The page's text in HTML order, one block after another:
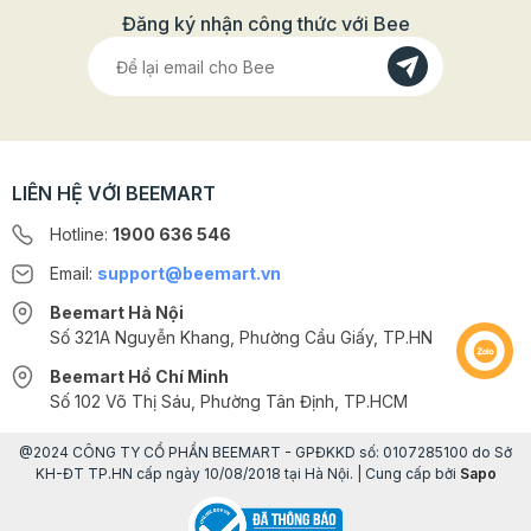
trí bánh kem, để phủ ngoài mặt bánh. Ngoài ra, kem
tươi đánh bông còn là nguyên liệu quan trọng để làm
nhiều loại bánh mousse, giúp bánh mousse có độ bông
Đăng ký nhận công thức với Bee
LIÊN HỆ VỚI BEEMART
Hotline: 1900 636 546
Email: support@beemart.vn
Beemart Hà Nội
Số 321A Nguyễn Khang, Phường Cầu Giấy, TP.HN
Beemart Hồ Chí Minh
Số 102 Võ Thị Sáu, Phường Tân Định, TP.HCM
@2024 CÔNG TY CỔ PHẦN BEEMART - GPĐKKD số: 0107285100 do Sở
KH-ĐT TP.HN cấp ngày 10/08/2018 tại Hà Nội. | Cung cấp bởi Sapo